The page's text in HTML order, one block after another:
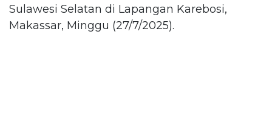
Sulawesi Selatan di Lapangan Karebosi,
Makassar, Minggu (27/7/2025).